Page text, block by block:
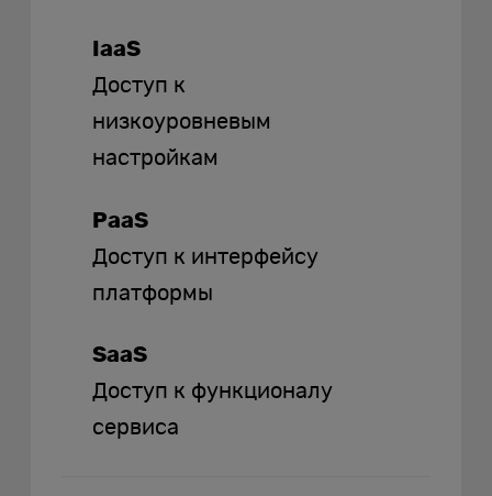
IaaS
Доступ к
низкоуровневым
настройкам
PaaS
Доступ к интерфейсу
платформы
SaaS
Доступ к функционалу
сервиса